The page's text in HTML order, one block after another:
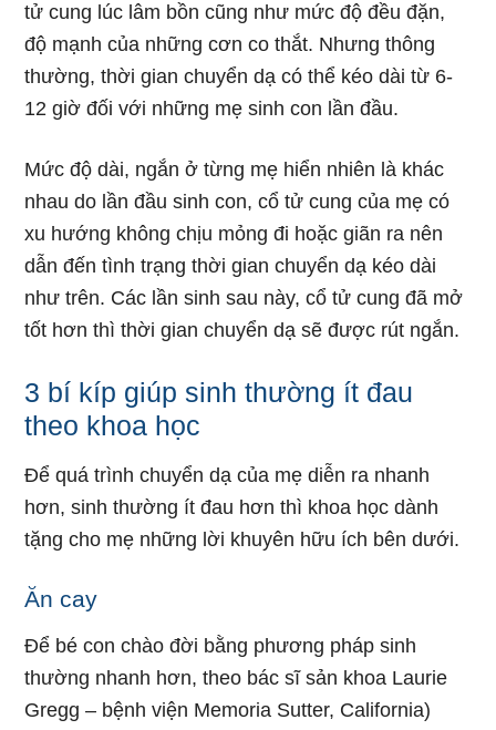
tử cung lúc lâm bồn cũng như mức độ đều đặn,
độ mạnh của những cơn co thắt. Nhưng thông
thường, thời gian chuyển dạ có thể kéo dài từ 6-
12 giờ đối với những mẹ sinh con lần đầu.
Mức độ dài, ngắn ở từng mẹ hiển nhiên là khác
nhau do lần đầu sinh con, cổ tử cung của mẹ có
xu hướng không chịu mỏng đi hoặc giãn ra nên
dẫn đến tình trạng thời gian chuyển dạ kéo dài
như trên. Các lần sinh sau này, cổ tử cung đã mở
tốt hơn thì thời gian chuyển dạ sẽ được rút ngắn.
3 bí kíp giúp sinh thường ít đau
theo khoa học
Để quá trình chuyển dạ của mẹ diễn ra nhanh
hơn, sinh thường ít đau hơn thì khoa học dành
tặng cho mẹ những lời khuyên hữu ích bên dưới.
Ăn cay
Để bé con chào đời bằng phương pháp sinh
thường nhanh hơn, theo bác sĩ sản khoa Laurie
Gregg – bệnh viện Memoria Sutter, California)